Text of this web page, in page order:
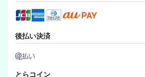
後払い決済
とらコイン